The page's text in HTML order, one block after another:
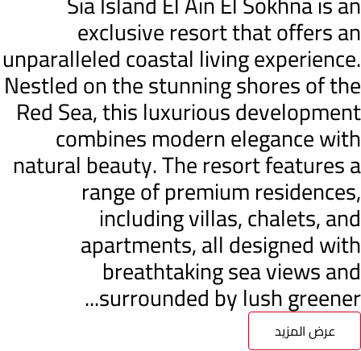
exclusive resort that offers an
unparalleled coastal living experience.
Nestled on the stunning shores of the
Red Sea, this luxurious development
combines modern elegance with
natural beauty. The resort features a
range of premium residences,
including villas, chalets, and
apartments, all designed with
breathtaking sea views and
surrounded by lush greener...
عرض المزيد